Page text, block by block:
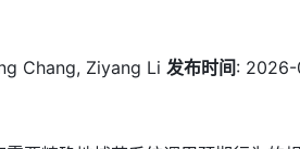
Chang, Ziyang Li 发布时间: